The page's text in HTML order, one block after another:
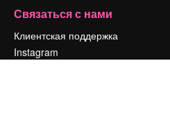
Связаться с нами
Клиентская поддержка
Instagram